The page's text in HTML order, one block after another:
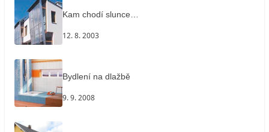
Kam chodí slunce…
12. 8. 2003
Bydlení na dlažbě
9. 9. 2008